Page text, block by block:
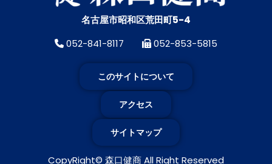
名古屋市昭和区荒田町5-4
052-841-8117
052-853-5815
このサイトについて
アクセス
サイトマップ
CopyRight© 森口健商 All Right Reserved
お問い合わせ